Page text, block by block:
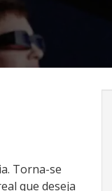
Torna-se
que deseja